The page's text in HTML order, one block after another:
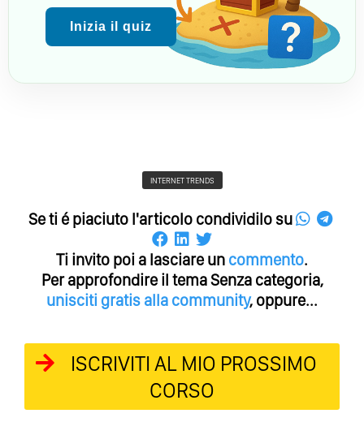
Inizia il quiz
INTERNET TRENDS
Se ti é piaciuto l'articolo condividilo su
Ti invito poi a lasciare un commento.
Per approfondire il tema Senza categoria,
unisciti gratis alla community, oppure...
ISCRIVITI AL MIO PROSSIMO
CORSO